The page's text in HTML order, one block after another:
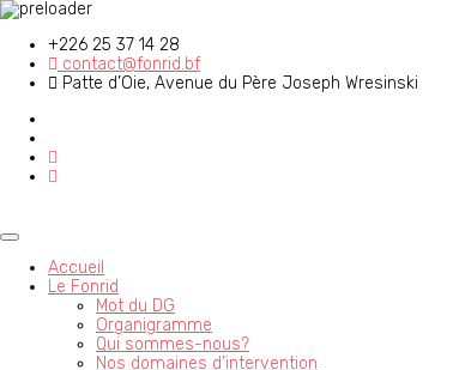
+226 25 37 14 28
contact@fonrid.bf
Patte d’Oie, Avenue du Père Joseph Wresinski
Accueil
Le Fonrid
Mot du DG
Organigramme
Qui sommes-nous?
Nos domaines d’intervention